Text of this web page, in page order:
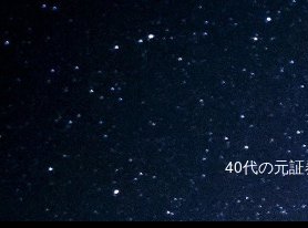
40代の元